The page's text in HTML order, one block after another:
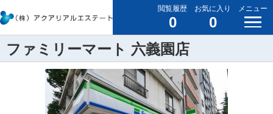
閲覧履歴
0
お気に入り
0
メニュー
ファミリーマート 六義園店